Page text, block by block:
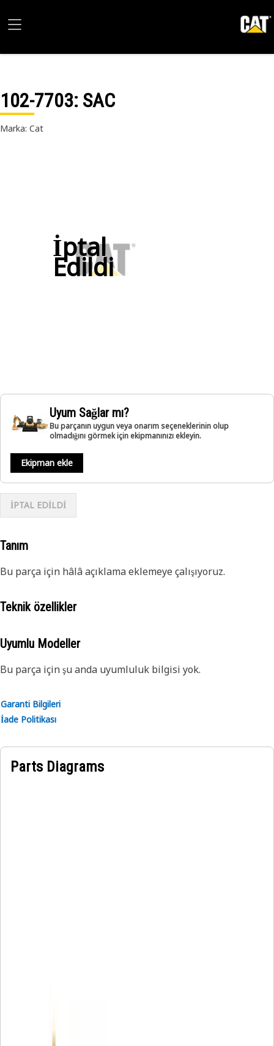
102-7703: SAC
Marka: Cat
İptal
Edildi
Uyum Sağlar mı?
Bu parçanın uygun veya onarım seçeneklerinin olup
olmadığını görmek için ekipmanınızı ekleyin.
Ekipman ekle
İPTAL EDİLDİ
Tanım
Bu parça için hâlâ açıklama eklemeye çalışıyoruz.
Teknik özellikler
Uyumlu Modeller
Bu parça için şu anda uyumluluk bilgisi yok.
Garanti Bilgileri
İade Politikası
Parts Diagrams